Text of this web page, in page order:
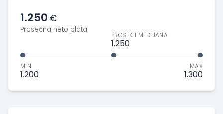
1.250 €
Prosečna neto plata
MIN
1.200
PROSEK I MEDIJANA
1.250
MAX
1.300